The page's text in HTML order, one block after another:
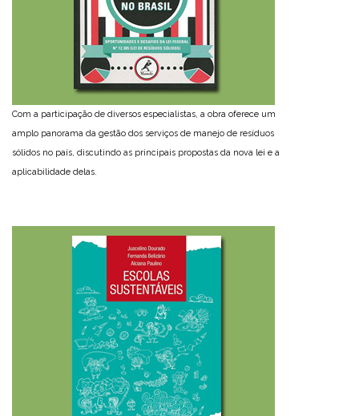
Com a participação de diversos especialistas, a obra oferece um
amplo panorama da gestão dos serviços de manejo de resíduos
sólidos no país, discutindo as principais propostas da nova lei e a
aplicabilidade delas.